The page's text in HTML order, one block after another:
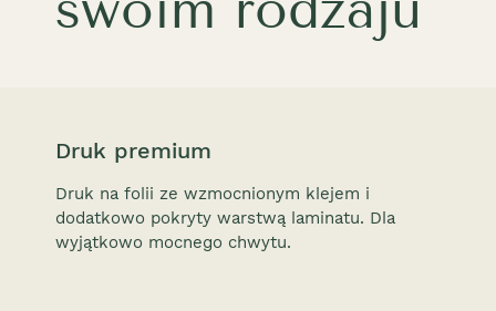
Druk premium
Druk na folii ze wzmocnionym klejem i
dodatkowo pokryty warstwą laminatu. Dla
wyjątkowo mocnego chwytu.